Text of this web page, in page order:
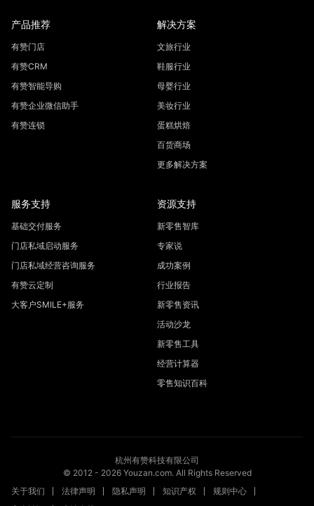
产品推荐
有赞门店
有赞CRM
有赞智能导购
有赞企业微信助手
有赞连锁
解决方案
文旅行业
鞋服行业
母婴行业
美妆行业
蛋糕烘焙
百货商场
更多解决方案
服务支持
基础交付服务
门店私域启动服务
门店私域经营咨询服务
有赞云定制
大客户SMILE+服务
资源支持
新零售智库
专家说
成功案例
行业报告
新零售资讯
活动沙龙
新零售工具
经营计算器
零售知识百科
杭州有赞科技有限公司
© 2012 - 2026Youzan.com. All Rights Reserved
关于我们
法律声明 隐私声明 知识产权
规则中心